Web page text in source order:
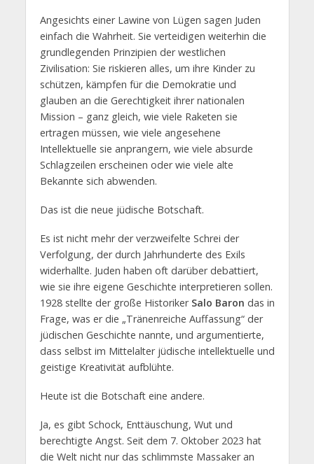
Angesichts einer Lawine von Lügen sagen Juden
einfach die Wahrheit. Sie verteidigen weiterhin die
grundlegenden Prinzipien der westlichen
Zivilisation: Sie riskieren alles, um ihre Kinder zu
schützen, kämpfen für die Demokratie und
glauben an die Gerechtigkeit ihrer nationalen
Mission – ganz gleich, wie viele Raketen sie
ertragen müssen, wie viele angesehene
Intellektuelle sie anprangern, wie viele absurde
Schlagzeilen erscheinen oder wie viele alte
Bekannte sich abwenden.
Das ist die neue jüdische Botschaft.
Es ist nicht mehr der verzweifelte Schrei der
Verfolgung, der durch Jahrhunderte des Exils
widerhallte. Juden haben oft darüber debattiert,
wie sie ihre eigene Geschichte interpretieren sollen.
1928 stellte der große Historiker Salo Baron das in
Frage, was er die „Tränenreiche Auffassung“ der
jüdischen Geschichte nannte, und argumentierte,
dass selbst im Mittelalter jüdische intellektuelle und
geistige Kreativität aufblühte.
Heute ist die Botschaft eine andere.
Ja, es gibt Schock, Enttäuschung, Wut und
berechtigte Angst. Seit dem 7. Oktober 2023 hat
die Welt nicht nur das schlimmste Massaker an